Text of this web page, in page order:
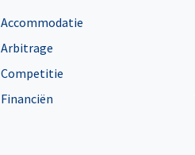
Accommodatie
Arbitrage
Competitie
Financiën